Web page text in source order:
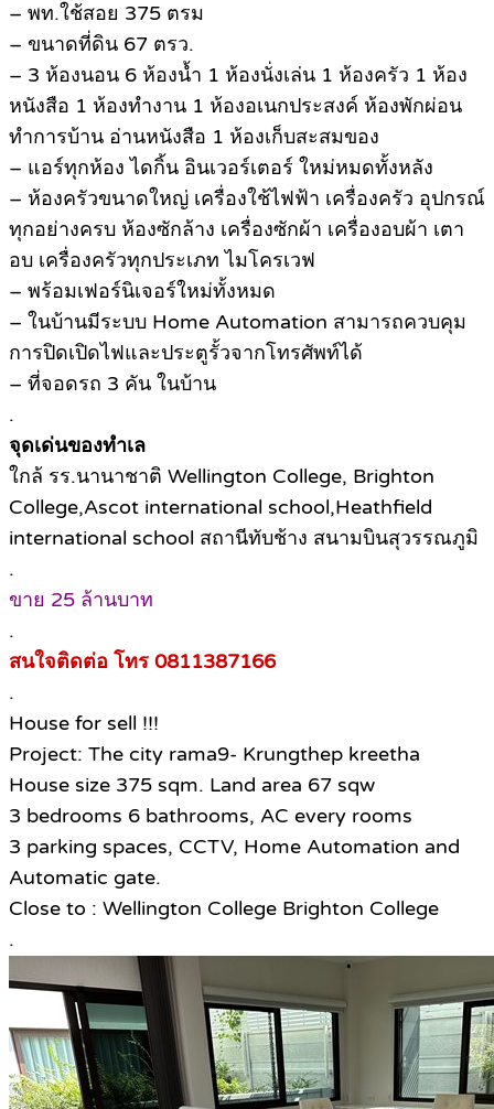
– พท.ใช้สอย 375 ตรม
– ขนาดที่ดิน 67 ตรว.
– 3 ห้องนอน 6 ห้องน้ำ 1 ห้องนั่งเล่น 1 ห้องครัว 1 ห้อง
หนังสือ 1 ห้องทำงาน 1 ห้องอเนกประสงค์ ห้องพักผ่อน
ทำการบ้าน อ่านหนังสือ 1 ห้องเก็บสะสมของ
– แอร์ทุกห้อง ไดกิ้น อินเวอร์เตอร์ ใหม่หมดทั้งหลัง
– ห้องครัวขนาดใหญ่ เครื่องใช้ไฟฟ้า เครื่องครัว อุปกรณ์
ทุกอย่างครบ ห้องซักล้าง เครื่องซักผ้า เครื่องอบผ้า เตา
อบ เครื่องครัวทุกประเภท ไมโครเวฟ
– พร้อมเฟอร์นิเจอร์ใหม่ทั้งหมด
– ในบ้านมีระบบ Home Automation สามารถควบคุม
การปิดเปิดไฟและประตูรั้วจากโทรศัพท์ได้
– ที่จอดรถ 3 คัน ในบ้าน
.
จุดเด่นของทำเล
ใกล้ รร.นานาชาติ Wellington College, Brighton
College,Ascot international school,Heathfield
international school สถานีทับช้าง สนามบินสุวรรณภูมิ
.
ขาย 25 ล้านบาท
.
สนใจติดต่อ โทร 0811387166
.
House for sell !!!
Project: The city rama9- Krungthep kreetha
House size 375 sqm. Land area 67 sqw
3 bedrooms 6 bathrooms, AC every rooms
3 parking spaces, CCTV, Home Automation and
Automatic gate.
Close to : Wellington College Brighton College
.